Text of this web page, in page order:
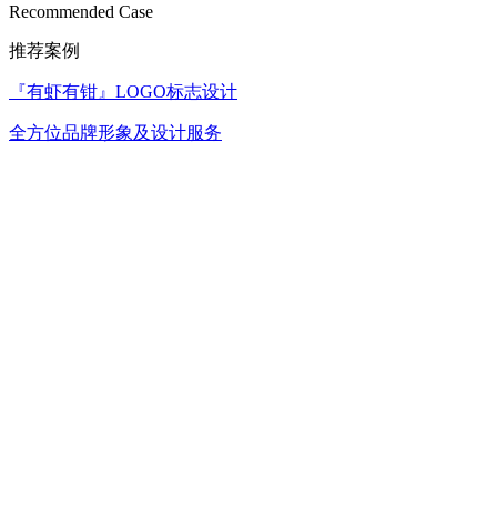
Recommended Case
推荐案例
『有虾有钳』LOGO标志设计
全方位品牌形象及设计服务